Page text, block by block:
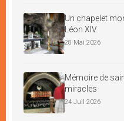
Un chapelet
Léon XIV
28 Mai 2026
Mémoire de
miracles
24 Juil 2026